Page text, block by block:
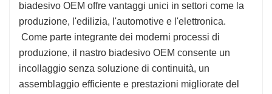
biadesivo OEM offre vantaggi unici in settori come la
produzione, l'edilizia, l'automotive e l'elettronica.
Come parte integrante dei moderni processi di
produzione, il nastro biadesivo OEM consente un
incollaggio senza soluzione di continuità, un
assemblaggio efficiente e prestazioni migliorate del